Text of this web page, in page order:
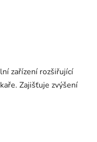
zařízení rozšiřující
Zajišťuje zvýšení